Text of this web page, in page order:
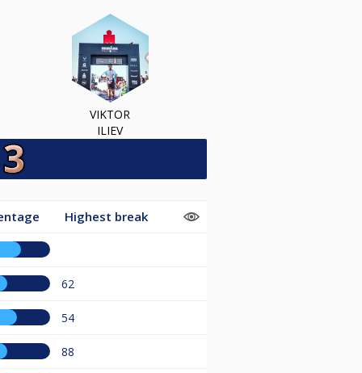
VIKTOR
ILIEV
Highest break
62
54
88